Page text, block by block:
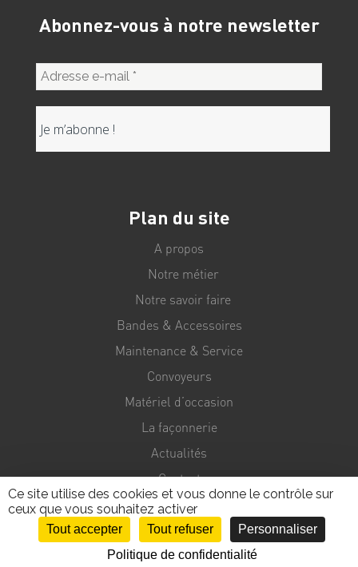
Abonnez-vous à notre newsletter
Plan du site
A propos
Notre métier
Notre savoir faire
Bandes & Accessoires
Maintenance & Service
Convoyeurs
Matériel d’occasion
La façonnerie
Actualités
Contact
Ce site utilise des cookies et vous donne le contrôle sur
ceux que vous souhaitez activer
Tout accepter Tout refuser
Personnaliser
Politique de confidentialité